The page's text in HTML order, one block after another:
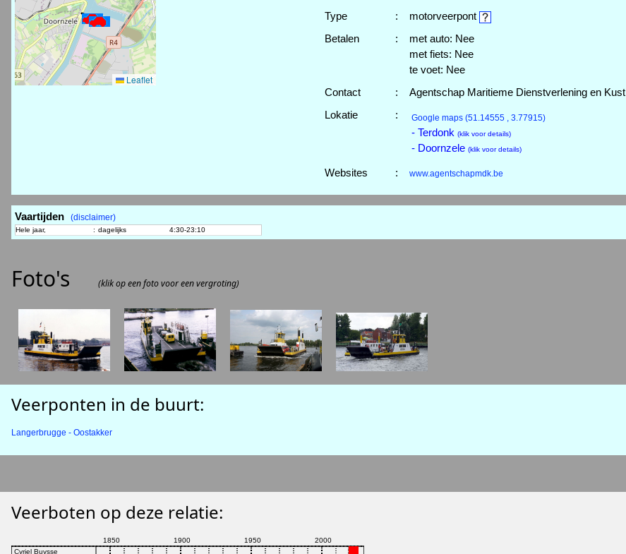
Leaflet
Type
:
motorveerpont
Betalen
:
met auto: Nee
met fiets: Nee
te voet: Nee
Contact
:
Agentschap Maritieme Dienstverlening en Kust
Lokatie
: Google maps (51.14555 , 3.77915)
- Terdonk (klik voor details)
- Doornzele (klik voor details)
Websites : www.agentschapmdk.be
Vaartijden (disclaimer)
Hele jaar, : dagelijks 4:30-23:10
Foto's (klik op een foto voor een vergroting)
Veerponten in de buurt:
Langerbrugge - Oostakker
Veerboten op deze relatie: